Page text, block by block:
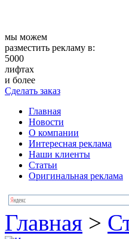
мы можем
разместить рекламу в:
5000
лифтах
и более
Сделать заказ
Главная
Новости
О компании
Интересная реклама
Наши клиенты
Статьи
Оригинальная реклама
Главная >